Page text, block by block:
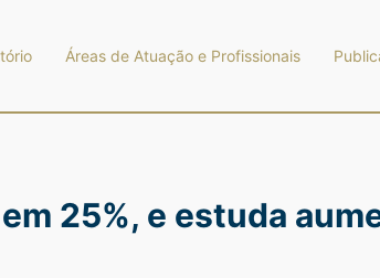
Áreas de Atuação e Profissionais
25%, e estuda